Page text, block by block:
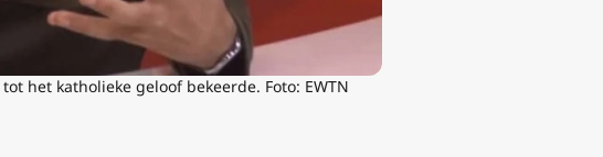
het katholieke geloof bekeerde. Foto: EWTN